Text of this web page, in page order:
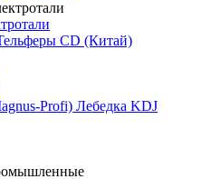
CD (Китай)
Лебедка KDJ